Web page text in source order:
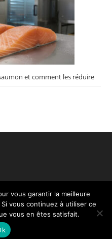
et comment les réduire
Tous droits réservés.
vous garantir la meilleure
vous continuez à utiliser ce
vous en êtes satisfait.